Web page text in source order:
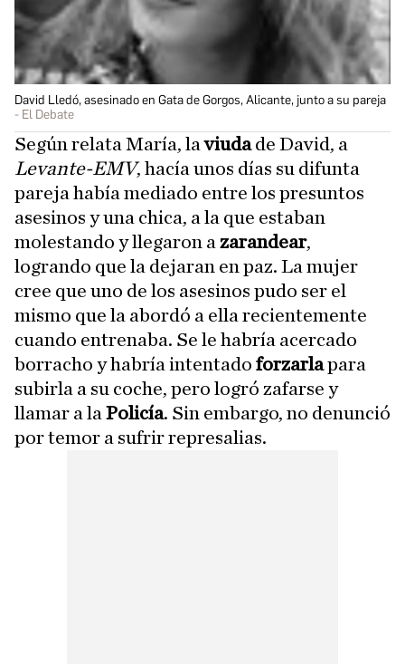
David Lledó, asesinado en Gata de Gorgos, Alicante, junto a su pareja
El Debate
Según relata María, laviudade David, a
Levante-EMV, hacía unos días su difunta
pareja había mediado entre los presuntos
asesinos y una chica, a la que estaban
molestando y llegaron a zarandear,
logrando que la dejaran en paz. La mujer
cree que uno de los asesinos pudo ser el
mismo que la abordó a ella recientemente
cuando entrenaba. Se le habría acercado
borracho y habría intentado forzarlapara
subirla a su coche, pero logró zafarse y
llamar a la Policía. Sin embargo, no denunció
por temor a sufrir represalias.